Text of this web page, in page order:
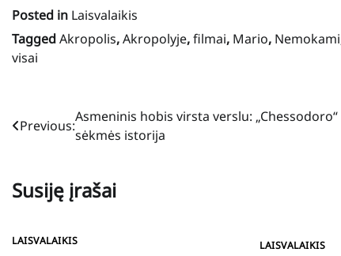
Posted in Laisvalaikis
TaggedAkropolis,Akropolyje,filmai, Mario, Nemokami
visai
Navigacija
įrašų
Previous:
Asmeninis hobis virsta verslu: „Chessodoro“
sėkmės istorija
Susiję įrašai
LAISVALAIKIS LAISVALAIKIS